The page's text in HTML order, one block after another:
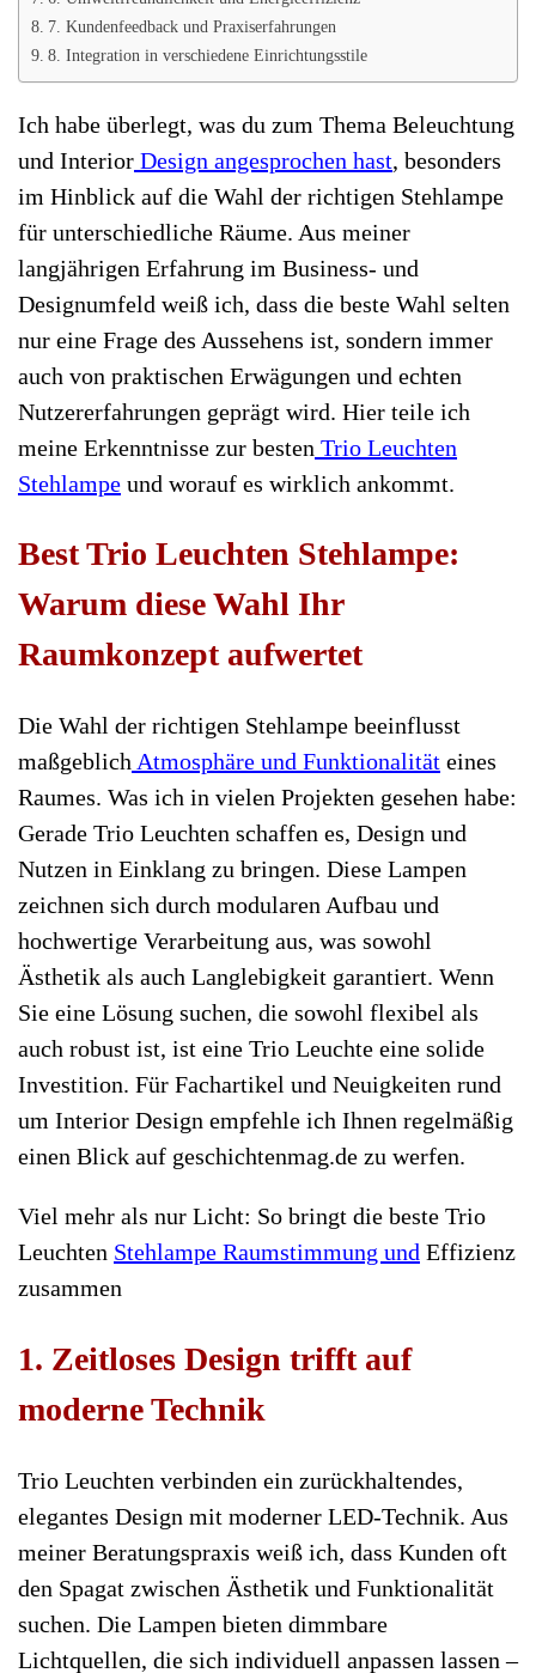
7. Kundenfeedback und Praxiserfahrungen
8. Integration in verschiedene Einrichtungsstile
Ich habe überlegt, was du zum Thema Beleuchtung
und Interior Design angesprochen hast, besonders
im Hinblick auf die Wahl der richtigen Stehlampe
für unterschiedliche Räume. Aus meiner
langjährigen Erfahrung im Business- und
Designumfeld weiß ich, dass die beste Wahl selten
nur eine Frage des Aussehens ist, sondern immer
auch von praktischen Erwägungen und echten
Nutzererfahrungen geprägt wird. Hier teile ich
meine Erkenntnisse zur besten Trio Leuchten
Stehlampe und worauf es wirklich ankommt.
Best Trio Leuchten Stehlampe:
Warum diese Wahl Ihr
Raumkonzept aufwertet
Die Wahl der richtigen Stehlampe beeinflusst
maßgeblichAtmosphäre und Funktionalität eines
Raumes. Was ich in vielen Projekten gesehen habe:
Gerade Trio Leuchten schaffen es, Design und
Nutzen in Einklang zu bringen. Diese Lampen
zeichnen sich durch modularen Aufbau und
hochwertige Verarbeitung aus, was sowohl
Ästhetik als auch Langlebigkeit garantiert. Wenn
Sie eine Lösung suchen, die sowohl flexibel als
auch robust ist, ist eine Trio Leuchte eine solide
Investition. Für Fachartikel und Neuigkeiten rund
um Interior Design empfehle ich Ihnen regelmäßig
einen Blick auf geschichtenmag.de zu werfen.
Viel mehr als nur Licht: So bringt die beste Trio
Leuchten Stehlampe Raumstimmung und Effizienz
zusammen
1. Zeitloses Design trifft auf
moderne Technik
Trio Leuchten verbinden ein zurückhaltendes,
elegantes Design mit moderner LED-Technik. Aus
meiner Beratungspraxis weiß ich, dass Kunden oft
den Spagat zwischen Ästhetik und Funktionalität
suchen. Die Lampen bieten dimmbare
Lichtquellen, die sich individuell anpassen lassen –